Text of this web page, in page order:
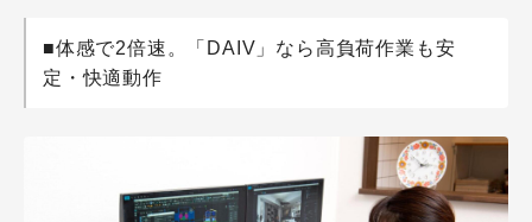
■体感で2倍速。「DAIV」なら高負荷作業も安
定・快適動作